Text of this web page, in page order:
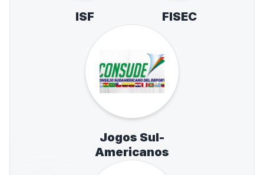
ISF FISEC
Jogos Sul-
Americanos